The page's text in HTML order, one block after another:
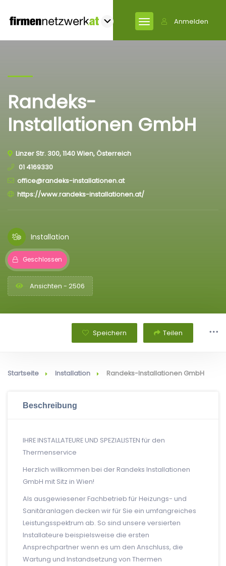
Anmelden
Randeks-
Installationen GmbH
Linzer Str. 300, 1140 Wien, Österreich
01 4169330
office@randeks-installationen.at
https://www.randeks-installationen.at/
Installation
Geschlossen
Ansichten - 2506
Speichern Teilen
Startseite Installation Randeks-Installationen GmbH
Beschreibung
IHRE INSTALLATEURE UND SPEZIALISTEN für den
Thermenservice
Herzlich willkommen bei der Randeks Installationen
GmbH mit Sitz in Wien!
Als ausgewiesener Fachbetrieb für Heizungs- und
Sanitäranlagen decken wir für Sie ein umfangreiches
Leistungsspektrum ab. So sind unsere versierten
Installateure beispielsweise die ersten
Ansprechpartner wenn es um den Anschluss, die
Wartung und Instandsetzung von Thermen